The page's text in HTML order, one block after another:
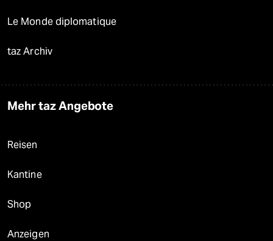
Le Monde diplomatique
taz Archiv
Mehr taz Angebote
Reisen
Kantine
Shop
Anzeigen